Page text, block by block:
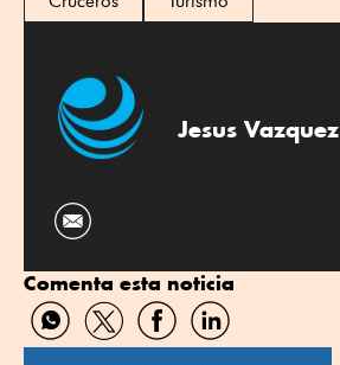
Jesus Vazquez
Comenta esta noticia
Compartir
por
Compartir
por
Compartir
por
Compartir
por